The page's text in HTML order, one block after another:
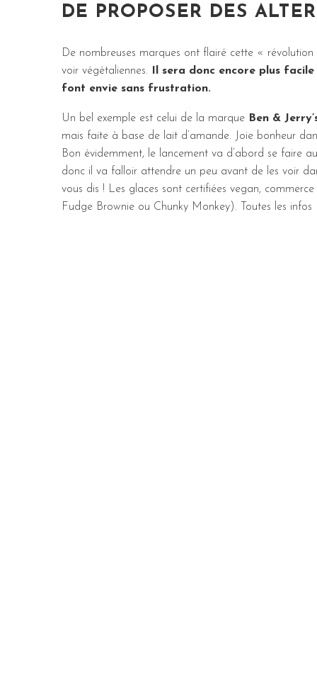
DE PROPOSER DES
De nombreuses marques ont flairé cette «
voir végétaliennes. Il sera donc encore plus
font envie sans frustration.
Un bel exemple est celui de la marque Ben &
mais faite à base de lait d’amande. Joie bonheur
Bon évidemment, le lancement va d’abord se faire
donc il va falloir attendre un peu avant de les voir
vous dis ! Les glaces sont certifiées vegan,
Fudge Brownie ou Chunky Monkey). Toutes les